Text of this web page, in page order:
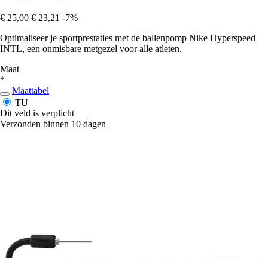
€ 25,00 € 23,21 -7%
Optimaliseer je sportprestaties met de ballenpomp Nike Hyperspeed
INTL, een onmisbare metgezel voor alle atleten.
Maat
*
Maattabel
TU
Dit veld is verplicht
Verzonden binnen 10 dagen